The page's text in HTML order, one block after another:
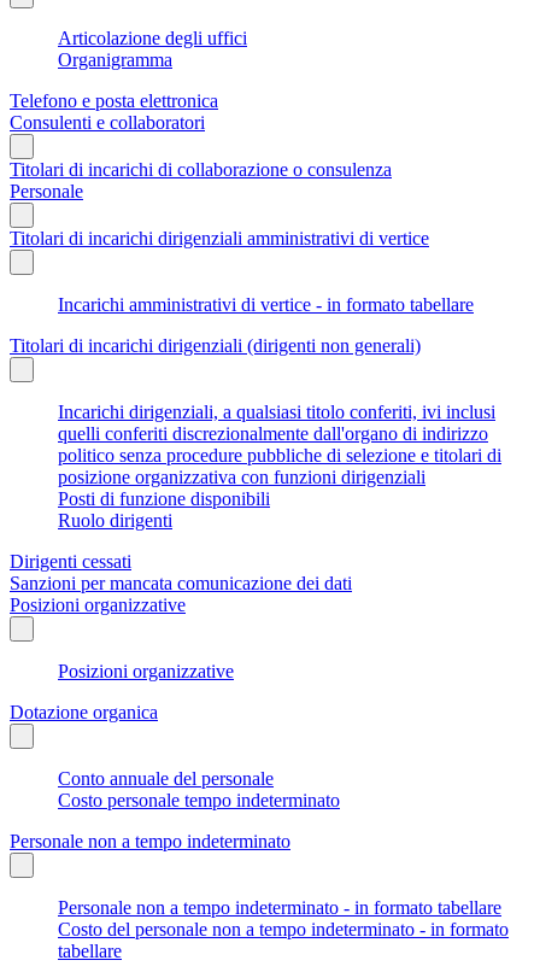
Articolazione degli uffici
Organigramma
Telefono e posta elettronica
Consulenti e collaboratori
Titolari di incarichi di collaborazione o consulenza
Personale
Titolari di incarichi dirigenziali amministrativi di vertice
Incarichi amministrativi di vertice - in formato tabellare
Titolari di incarichi dirigenziali (dirigenti non generali)
Incarichi dirigenziali, a qualsiasi titolo conferiti, ivi inclusi
quelli conferiti discrezionalmente dall'organo di indirizzo
politico senza procedure pubbliche di selezione e titolari di
posizione organizzativa con funzioni dirigenziali
Posti di funzione disponibili
Ruolo dirigenti
Dirigenti cessati
Sanzioni per mancata comunicazione dei dati
Posizioni organizzative
Posizioni organizzative
Dotazione organica
Conto annuale del personale
Costo personale tempo indeterminato
Personale non a tempo indeterminato
Personale non a tempo indeterminato - in formato tabellare
Costo del personale non a tempo indeterminato - in formato
tabellare